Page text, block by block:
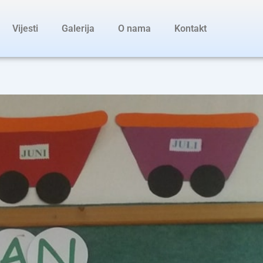
Vijesti Galerija O nama Kontakt